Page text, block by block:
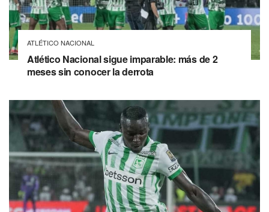
ATLÉTICO NACIONAL
Atlético Nacional sigue imparable: más de 2
meses sin conocer la derrota